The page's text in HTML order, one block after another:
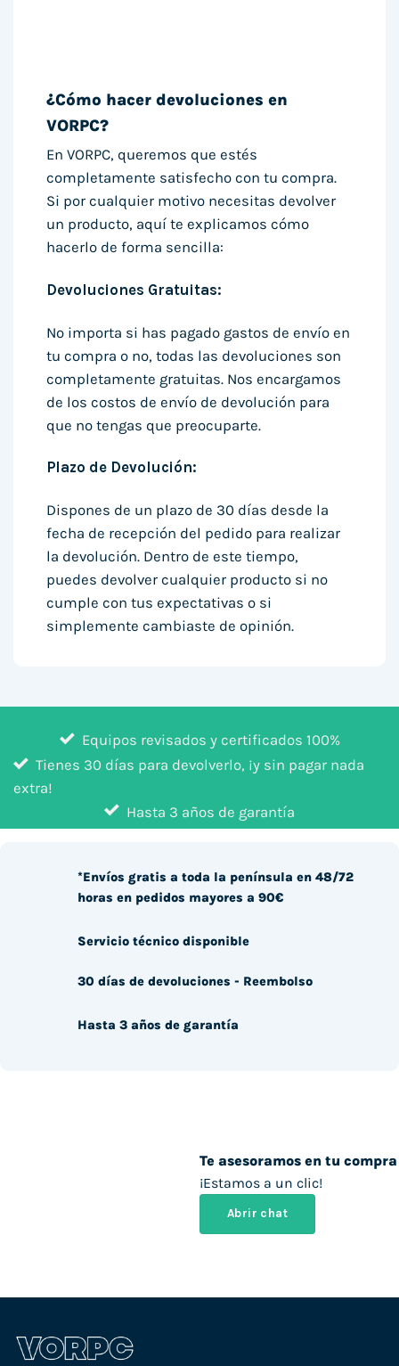
¿Cómo hacer devoluciones en
VORPC?
En VORPC, queremos que estés
completamente satisfecho con tu compra.
Si por cualquier motivo necesitas devolver
un producto, aquí te explicamos cómo
hacerlo de forma sencilla:
Devoluciones Gratuitas:
No importa si has pagado gastos de envío en
tu compra o no, todas las devoluciones son
completamente gratuitas. Nos encargamos
de los costos de envío de devolución para
que no tengas que preocuparte.
Plazo de Devolución:
Dispones de un plazo de 30 días desde la
fecha de recepción del pedido para realizar
la devolución. Dentro de este tiempo,
puedes devolver cualquier producto si no
cumple con tus expectativas o si
simplemente cambiaste de opinión.
Equipos revisados y certificados 100%
Tienes 30 días para devolverlo, ¡y sin pagar nada
extra!
Hasta 3 años de garantía
Te asesoramos en tu compra
¡Estamos a un clic!
Abrir chat
*Envíos gratis a toda la península en 48/72
horas en pedidos mayores a 90€
Servicio técnico disponible
30 días de devoluciones - Reembolso
Hasta 3 años de garantía